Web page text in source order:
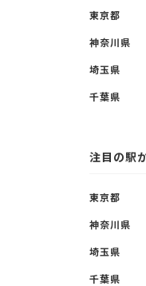
東京都
神奈川県
埼玉県
千葉県
注目の駅
東京都
神奈川県
埼玉県
千葉県